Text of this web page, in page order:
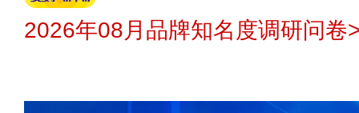
2026年08月品牌知名度调研问卷